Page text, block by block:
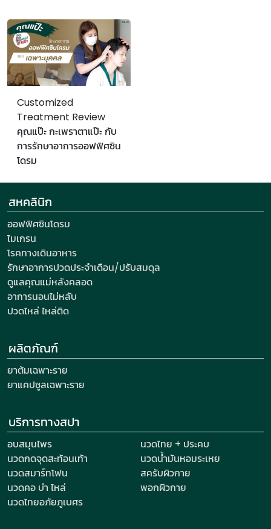
Customized
Treatment Review
คุณแป๊ะ กะเพราตาแป๊ะ กับ
การรักษาอาการออฟฟิศซิน
โดรม
สหคลินิก
ออฟฟิศซินโดรม
ไมเกรน
โรคทางเดินอาหาร
รักษาอาการปวดประจำเดือน/ปรับสมดุล
ดูแลคุณแม่หลังคลอด
อาการนอนไม่หลับ
ปวดไหล่ ไหล่ติด
ผลิตภัณฑ์
ยาต้มเฉพาะราย
ยาแคปซูลเฉพาะราย
บริการทางสปา
อบสมุนไพร
นวดกดจุดสะท้อนเท้า
นวดสมาร์ทโฟน
นวดคอ บ่า ไหล่
นวดไทยอภัยภูเบศร
นวดไทย + ประคบ
นวดน้ำมันหอมระเหย
สครับผิวกาย
พอกผิวกาย